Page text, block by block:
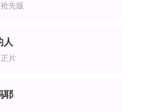
抢先版
人
正片
耶